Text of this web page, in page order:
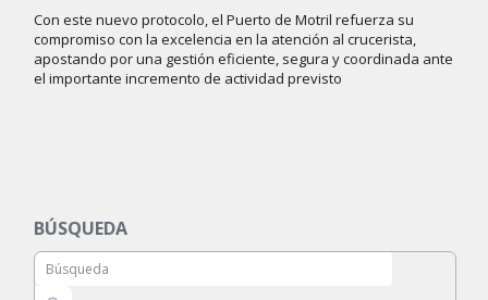
Con este nuevo protocolo, el Puerto de Motril refuerza su
compromiso con la excelencia en la atención al crucerista,
apostando por una gestión eficiente, segura y coordinada ante
el importante incremento de actividad previsto
BÚSQUEDA